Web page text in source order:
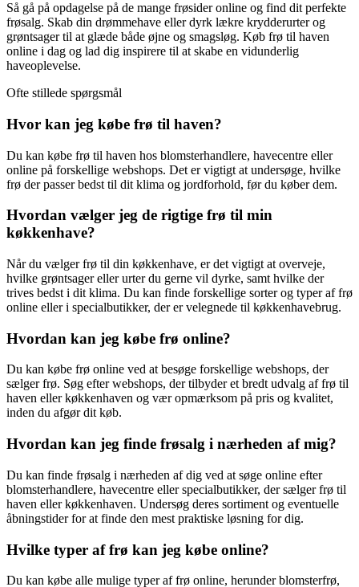
Så gå på opdagelse på de mange frøsider online og find dit perfekte
frøsalg. Skab din drømmehave eller dyrk lækre krydderurter og
grøntsager til at glæde både øjne og smagsløg. Køb frø til haven
online i dag og lad dig inspirere til at skabe en vidunderlig
haveoplevelse.
Ofte stillede spørgsmål
Hvor kan jeg købe frø til haven?
Du kan købe frø til haven hos blomsterhandlere, havecentre eller
online på forskellige webshops. Det er vigtigt at undersøge, hvilke
frø der passer bedst til dit klima og jordforhold, før du køber dem.
Hvordan vælger jeg de rigtige frø til min
køkkenhave?
Når du vælger frø til din køkkenhave, er det vigtigt at overveje,
hvilke grøntsager eller urter du gerne vil dyrke, samt hvilke der
trives bedst i dit klima. Du kan finde forskellige sorter og typer af frø
online eller i specialbutikker, der er velegnede til køkkenhavebrug.
Hvordan kan jeg købe frø online?
Du kan købe frø online ved at besøge forskellige webshops, der
sælger frø. Søg efter webshops, der tilbyder et bredt udvalg af frø til
haven eller køkkenhaven og vær opmærksom på pris og kvalitet,
inden du afgør dit køb.
Hvordan kan jeg finde frøsalg i nærheden af mig?
Du kan finde frøsalg i nærheden af dig ved at søge online efter
blomsterhandlere, havecentre eller specialbutikker, der sælger frø til
haven eller køkkenhaven. Undersøg deres sortiment og eventuelle
åbningstider for at finde den mest praktiske løsning for dig.
Hvilke typer af frø kan jeg købe online?
Du kan købe alle mulige typer af frø online, herunder blomsterfrø,